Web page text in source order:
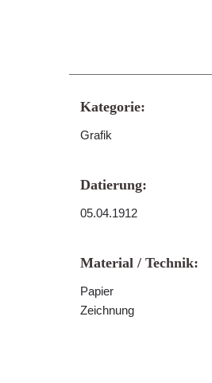
Kategorie:
Grafik
Datierung:
05.04.1912
Material / Technik:
Papier
Zeichnung